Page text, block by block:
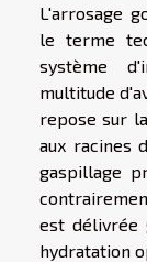
L'arrosage
le terme
système
multitude
repose sur
aux racines
gaspillage
est délivrée
hydratation